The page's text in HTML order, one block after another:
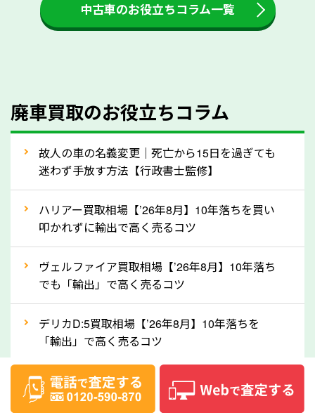
をする際には、自動車税の還付金の返還があるかどう
かを確認するようにしてください。長野県のソコカラ
人気の車種は廃車の状態でも、高価買取が可能です。
産車は高く買取が可能です。「廃車＝買取できない」
なら廃車の車も適正価格で買取できます。他社で買取
拒否となった車も価格がつく可能性があるので、諦め
ずに長野県の「ソコカラ」にご相談ください。古い車
でも高価買取が可能なケースは珍しくないため、まず
はWebで簡単にできる無料査定をお試しください。
実績」で確認できます。
⑤車内の簡単な清掃で買取価格アップも！
しばらく乗っていない車は、車内のシートや座席の下
が汚れていることも多いです。シミや汚れが付着して
中古車のお役立ちコラム一覧
廃車買取のお役立ちコラム
故人の車の名義変更｜死亡から15日を過ぎても
迷わず手放す方法【行政書士監修】
ハリアー買取相場【’26年8月】10年落ちを買い
叩かれずに輸出で高く売るコツ
ヴェルファイア買取相場【’26年8月】10年落ち
でも「輸出」で高く売るコツ
デリカD:5買取相場【’26年8月】10年落ちを
「輸出」で高く売るコツ
【2026年8月】車査定は個人情報なし・電話な
し！登録不要で相場がわかるシミュレーション